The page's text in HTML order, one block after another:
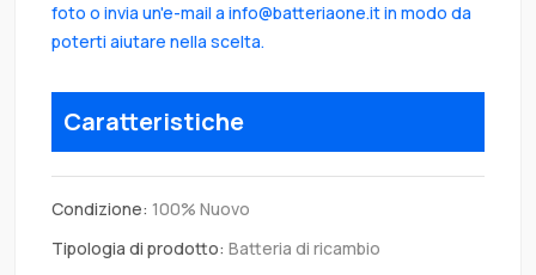
foto o invia un'e-mail a info@batteriaone.it in modo da
poterti aiutare nella scelta.
Caratteristiche
Condizione: 100% Nuovo
Tipologia di prodotto: Batteria di ricambio